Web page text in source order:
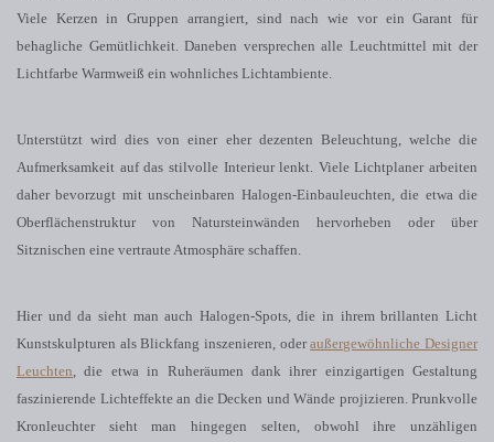
Viele Kerzen in Gruppen arrangiert, sind nach wie vor ein Garant für
behagliche Gemütlichkeit. Daneben versprechen alle Leuchtmittel mit der
Lichtfarbe Warmweiß ein wohnliches Lichtambiente.
Unterstützt wird dies von einer eher dezenten Beleuchtung, welche die
Aufmerksamkeit auf das stilvolle Interieur lenkt. Viele Lichtplaner arbeiten
daher bevorzugt mit unscheinbaren Halogen-Einbauleuchten, die etwa die
Oberflächenstruktur von Natursteinwänden hervorheben oder über
Sitznischen eine vertraute Atmosphäre schaffen.
Hier und da sieht man auch Halogen-Spots, die in ihrem brillanten Licht
Kunstskulpturen als Blickfang inszenieren, oderaußergewöhnliche Designer
Leuchten , die etwa in Ruheräumen dank ihrer einzigartigen Gestaltung
faszinierende Lichteffekte an die Decken und Wände projizieren. Prunkvolle
Kronleuchter sieht man hingegen selten, obwohl ihre unzähligen